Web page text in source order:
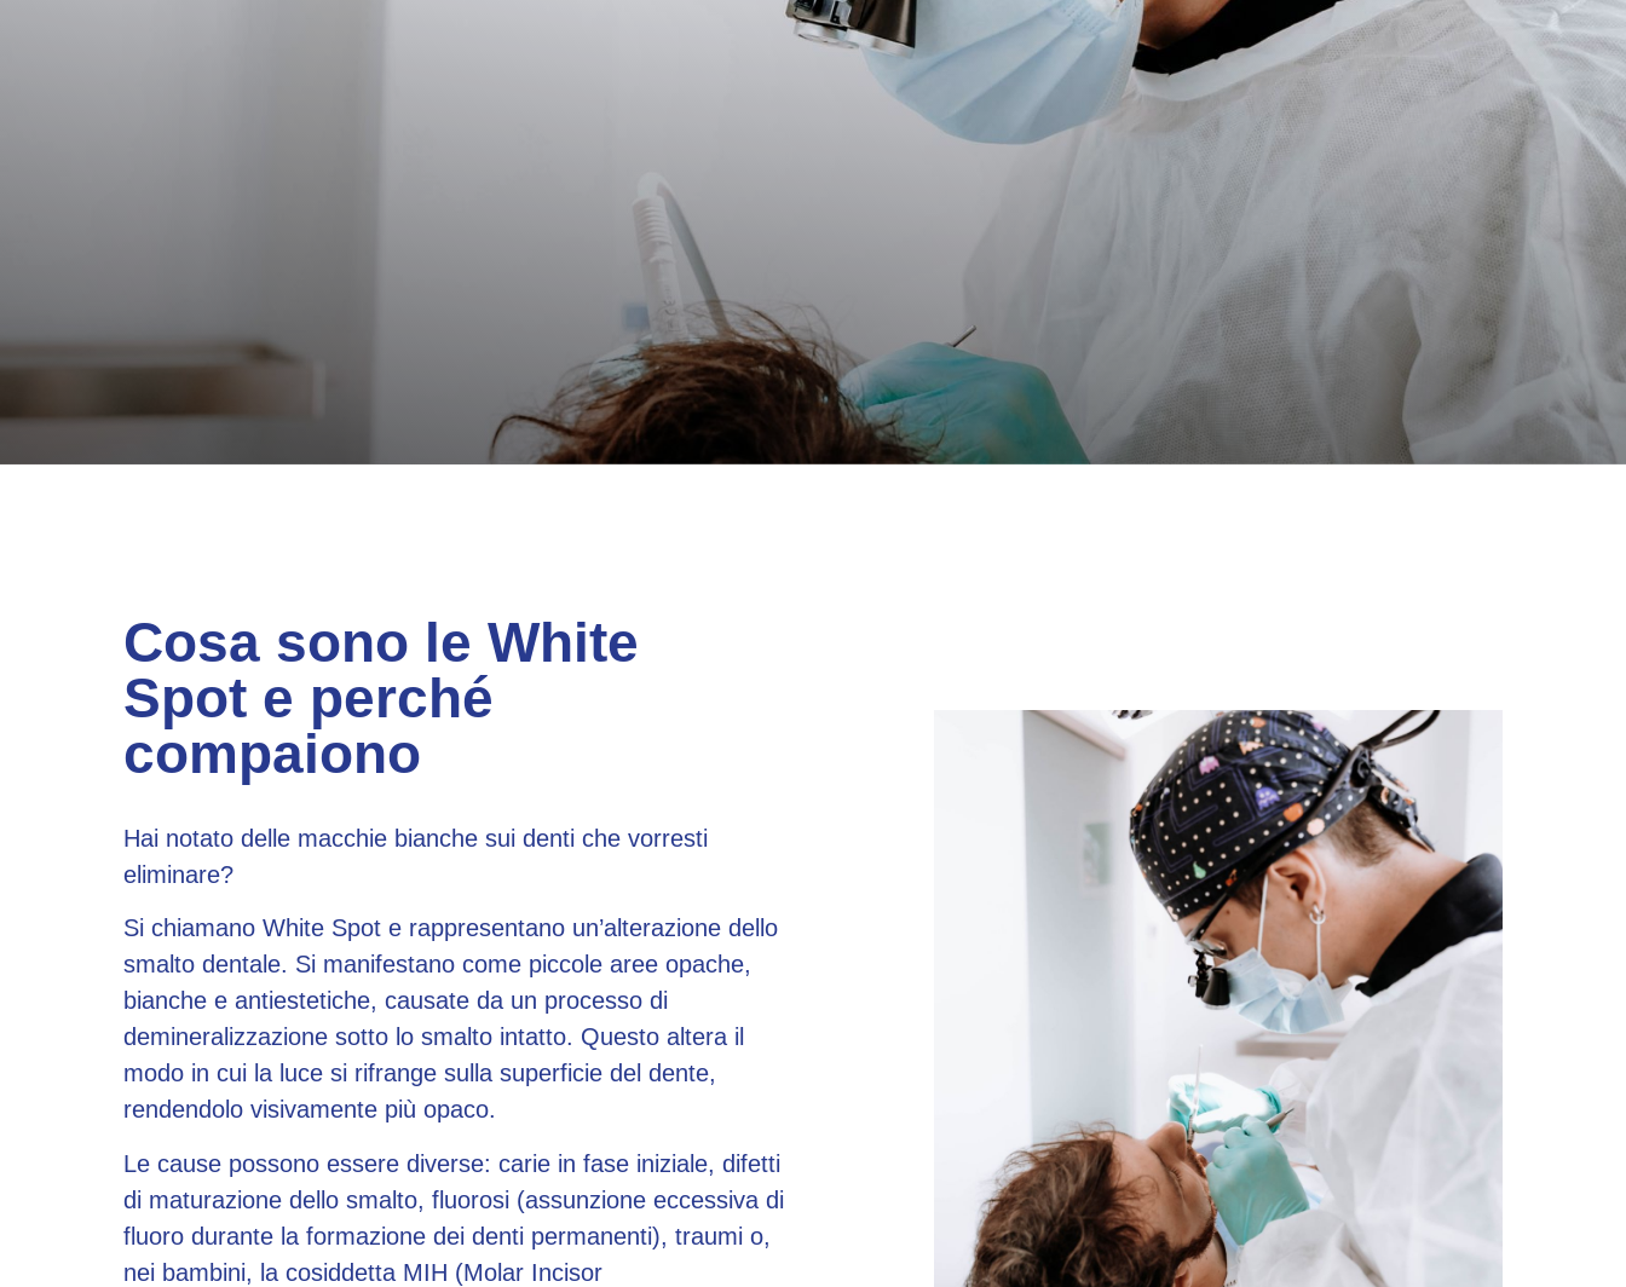
Cosa sono le White
Spot e perché
compaiono
Hai notato delle macchie bianche sui denti che vorresti
eliminare?
Si chiamano White Spot e rappresentano un’alterazione dello
smalto dentale. Si manifestano come piccole aree opache,
bianche e antiestetiche, causate da un processo di
demineralizzazione sotto lo smalto intatto. Questo altera il
modo in cui la luce si rifrange sulla superficie del dente,
rendendolo visivamente più opaco.
Le cause possono essere diverse: carie in fase iniziale, difetti
di maturazione dello smalto, fluorosi (assunzione eccessiva di
fluoro durante la formazione dei denti permanenti), traumi o,
nei bambini, la cosiddetta MIH (Molar Incisor